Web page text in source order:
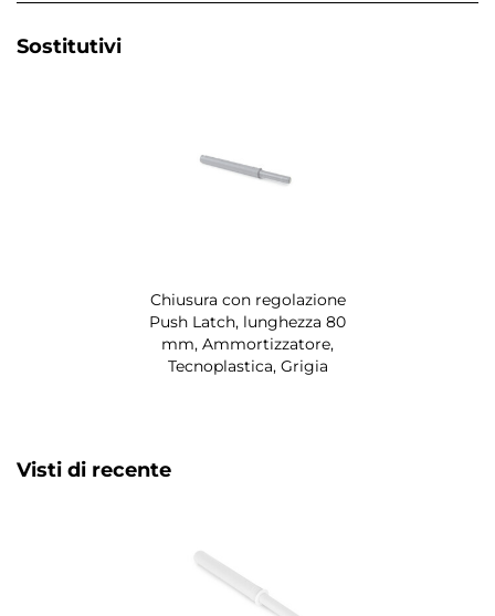
Sostitutivi
Chiusura con regolazione
Push Latch, lunghezza 80
mm, Ammortizzatore,
Tecnoplastica, Grigia
Visti di recente